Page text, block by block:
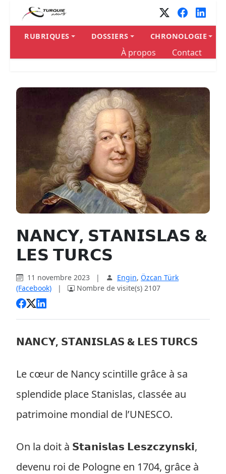
RUBRIQUES DOSSIERS CHRONOLOGIE
À propos Contact
𝗡𝗔𝗡𝗖𝗬, 𝗦𝗧𝗔𝗡𝗜𝗦𝗟𝗔𝗦 &
𝗟𝗘𝗦 𝗧𝗨𝗥𝗖𝗦
11 novembre 2023 | Engin, Özcan Türk
(Facebook)
| Nombre de visite(s) 2107
𝗡𝗔𝗡𝗖𝗬, 𝗦𝗧𝗔𝗡𝗜𝗦𝗟𝗔𝗦 & 𝗟𝗘𝗦 𝗧𝗨𝗥𝗖𝗦
Le cœur de Nancy scintille grâce à sa
splendide place Stanislas, classée au
patrimoine mondial de l’UNESCO.
On la doit à 𝗦𝘁𝗮𝗻𝗶𝘀𝗹𝗮𝘀 𝗟𝗲𝘀𝘇𝗰𝘇𝘆𝗻𝘀𝗸𝗶,
devenu roi de Pologne en 1704, grâce à